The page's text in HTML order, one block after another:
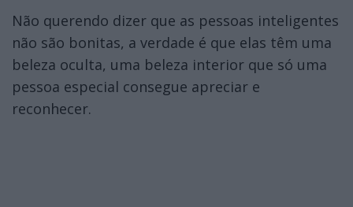
Não querendo dizer que as pessoas inteligentes
não são bonitas, a verdade é que elas têm uma
beleza oculta, uma beleza interior que só uma
pessoa especial consegue apreciar e
reconhecer.